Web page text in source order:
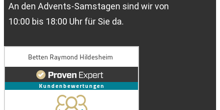
An den Advents-Samstagen sind wir von
10:00 bis 18:00 Uhr für Sie da.